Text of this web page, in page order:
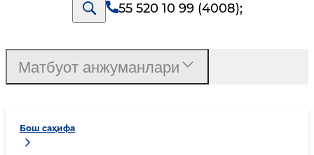
55 520 10 99 (4008);
Бош саҳифа
Матбуот анжуманлари